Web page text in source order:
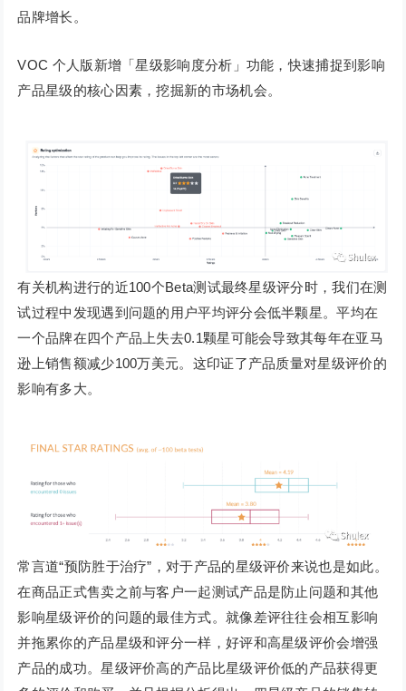
品牌增长。
VOC 个人版新增「星级影响度分析」功能，快速捕捉到影响
产品星级的核心因素，挖掘新的市场机会。
有关机构进行的近100个Beta测试最终星级评分时，我们在测
试过程中发现遇到问题的用户平均评分会低半颗星。平均在
一个品牌在四个产品上失去0.1颗星可能会导致其每年在亚马
逊上销售额减少100万美元。这印证了产品质量对星级评价的
影响有多大。
常言道“预防胜于治疗”，对于产品的星级评价来说也是如此。
在商品正式售卖之前与客户一起测试产品是防止问题和其他
影响星级评价的问题的最佳方式。就像差评往往会相互影响
并拖累你的产品星级和评分一样，好评和高星级评价会增强
产品的成功。星级评价高的产品比星级评价低的产品获得更